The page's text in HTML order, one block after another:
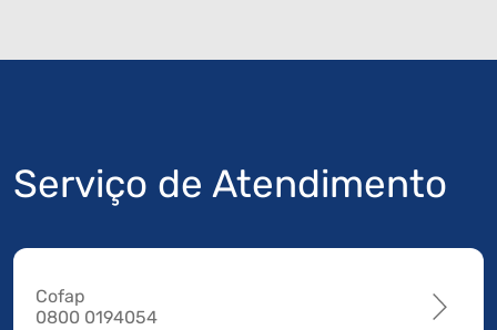
Serviço de Atendimento
Cofap
0800 0194054